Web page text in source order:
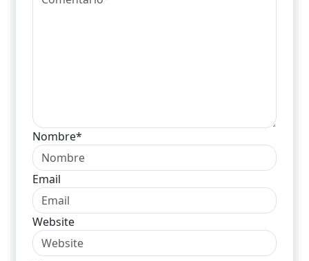
Nombre*
Email
Website